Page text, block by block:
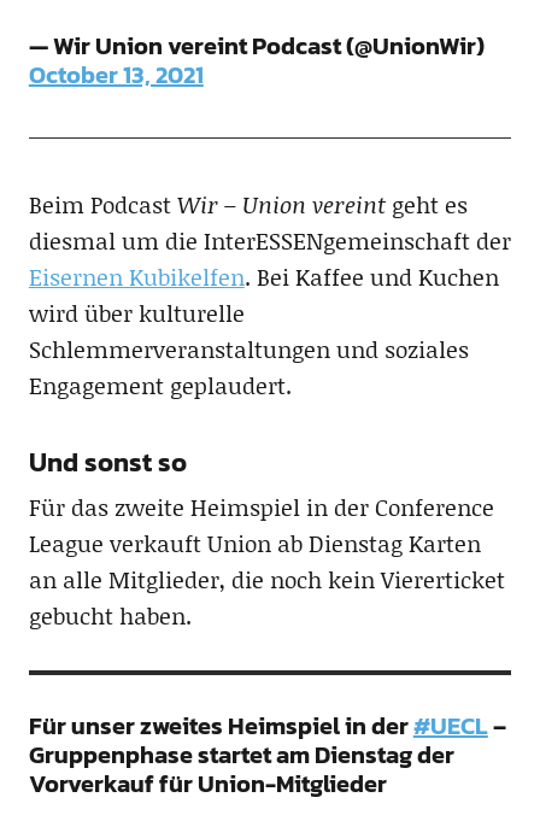
— Wir Union vereint Podcast (@UnionWir)
October 13, 2021
Beim PodcastWir – Union vereint geht es
diesmal um die InterESSENgemeinschaft der
Eisernen Kubikelfen. Bei Kaffee und Kuchen
wird über kulturelle
Schlemmerveranstaltungen und soziales
Engagement geplaudert.
Und sonst so
Für das zweite Heimspiel in der Conference
League verkauft Union ab Dienstag Karten
an alle Mitglieder, die noch kein Viererticket
gebucht haben.
Für unser zweites Heimspiel in der#UECL–
Gruppenphase startet am Dienstag der
Vorverkauf für Union-Mitglieder